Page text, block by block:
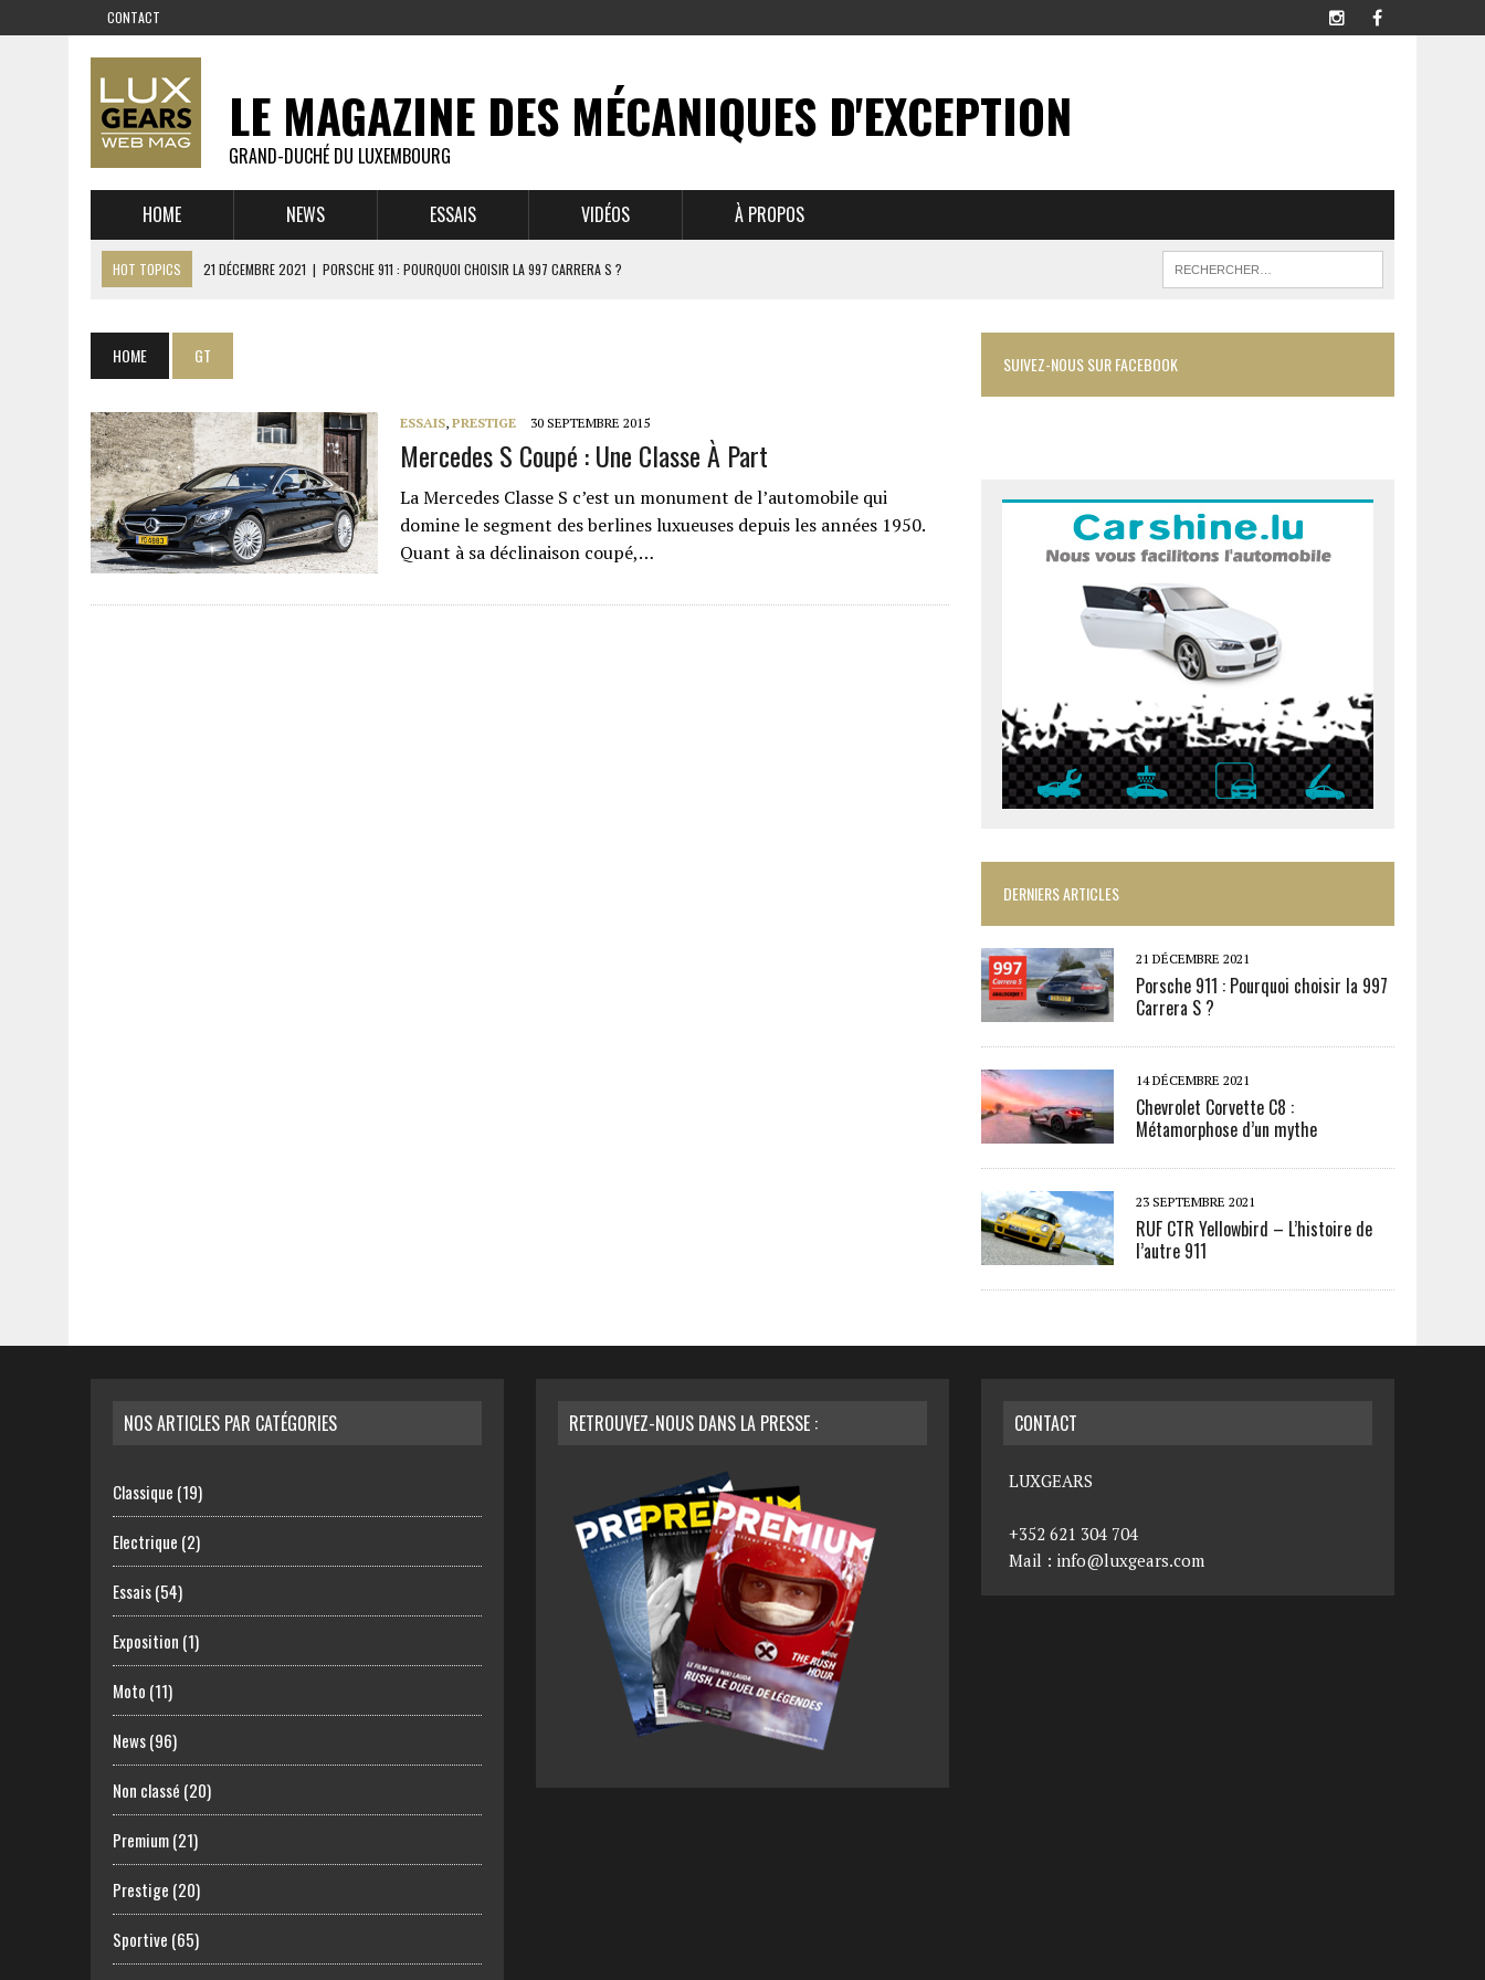
CONTACT
LE MAGAZINE DES MÉCANIQUES D'EXCEPTION
GRAND-DUCHÉ DU LUXEMBOURG
HOME NEWS ESSAIS VIDÉOS À PROPOS
HOT TOPICS 21 DÉCEMBRE 2021 | PORSCHE 911 : POURQUOI CHOISIR LA 997 CARRERA S ?
1 JUIN 2021 | GROUPE 3 : ALPINE A110 1600 S VS PORSCHE 911 2,7 RS
6 AVRIL 2021 | DE L’HUILE SUR LA PISTE – ART CARS
22 OCTOBRE 2020 | EXPO MAZDA 100 ANS – AUTOWORLD MUSEUM BRUSSELS
HOME GT
ESSAIS, PRESTIGE 30 SEPTEMBRE 2015
Mercedes S Coupé : Une Classe À Part
La Mercedes Classe S c’est un monument de l’automobile qui
domine le segment des berlines luxueuses depuis les années 1950.
Quant à sa déclinaison coupé,…
SUIVEZ-NOUS SUR FACEBOOK
DERNIERS ARTICLES
21 DÉCEMBRE 2021
Porsche 911 : Pourquoi choisir la 997
Carrera S ?
14 DÉCEMBRE 2021
Chevrolet Corvette C8 :
Métamorphose d’un mythe
23 SEPTEMBRE 2021
RUF CTR Yellowbird – L’histoire de
l’autre 911
NOS ARTICLES PAR CATÉGORIES
Classique (19)
Electrique (2)
Essais(54)
Exposition (1)
Moto (11)
News(96)
Non classé (20)
Premium(21)
Prestige (20)
Sportive (65)
RETROUVEZ-NOUS DANS LA PRESSE : CONTACT
LUXGEARS
+352 621 304 704
Mail : info@luxgears.com